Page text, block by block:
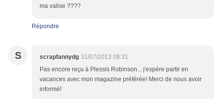
ma valise ????
Répondre
S scrapfannydg 31/07/2013 08:31
Pas encore reçu à Plessis Robinson... j'espère partir en
vacances avec mon magazine préférée! Merci de nous avoir
informé!